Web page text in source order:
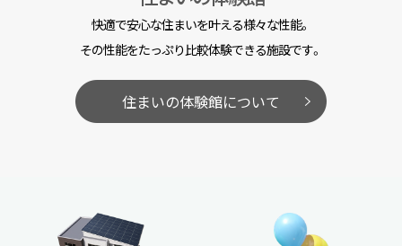
快適で安心な住まいを叶える様々な性能。
その性能をたっぷり比較体験できる施設です。
住まいの体験館について